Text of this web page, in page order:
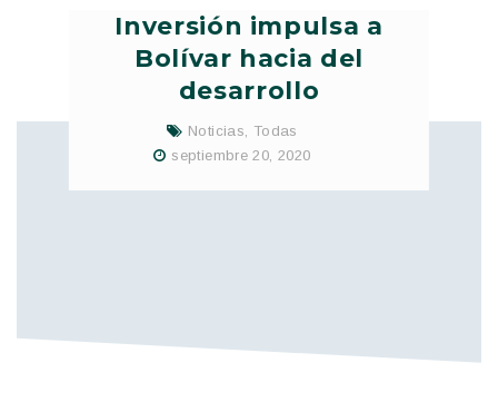
Inversión impulsa a
Bolívar hacia del
desarrollo
Noticias
Todas
septiembre 20, 2020